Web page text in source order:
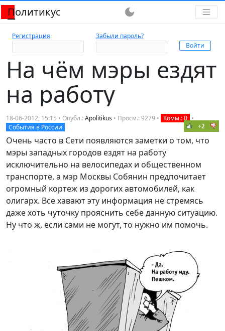
Политикус dark_mode
Регистрация Забыли пароль?
На чём мэры ездят
на работу
18-06-2012, 15:15 • Опубл.:Apolitikus • Просм.: 9279 • Комм.: 0 •
События в России
+2
Очень часто в Сети появляются заметки о том, что
мэры западных городов ездят на работу
исключительно на велосипедах и общественном
транспорте, а мэр Москвы Собянин предпочитает
огромный кортеж из дорогих автомобилей, как
олигарх. Все хавают эту информация не стремясь
даже хоть чуточку прояснить себе данную ситуацию.
Ну что ж, если сами не могут, то нужно им помочь.